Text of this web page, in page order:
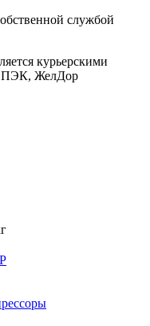
службой
курьерскими
ПЭК, ЖелДор